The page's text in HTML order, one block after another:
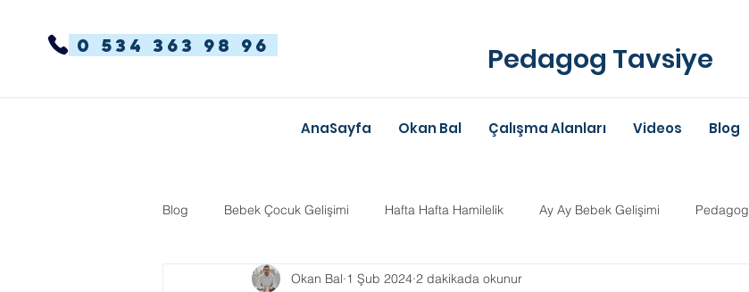
0 534 363 98 96 Pedagog Tavsiye
AnaSayfa Okan Bal Çalışma Alanları Videos Blog
Blog Bebek Çocuk Gelişimi Hafta Hafta Hamilelik Ay Ay Bebek Gelişimi Pedagog
Dikkat Dağınıklığı Hiperaktivite Anne-Baba Eğitimi
Okan Bal 1 Şub 2024 2 dakikada okunur